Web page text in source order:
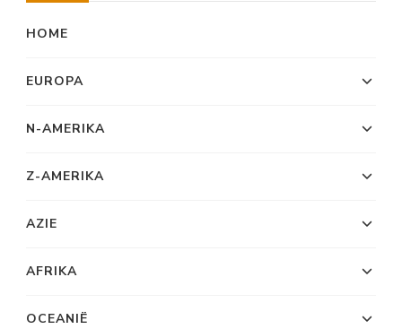
HOME
EUROPA
N-AMERIKA
Z-AMERIKA
AZIE
AFRIKA
OCEANIË